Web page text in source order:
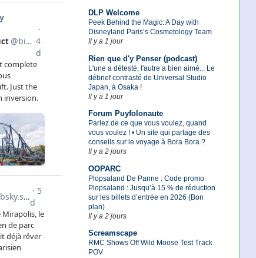
DLP Welcome
Peek Behind the Magic: A Day with
Disneyland Paris’s Cosmetology Team
Il y a 1 jour
Rien que d'y Penser (podcast)
L'une a détesté, l'autre a bien aimé... Le
débrief contrasté de Universal Studio
Japan, à Osaka !
Il y a 1 jour
Forum Puyfolonaute
Parlez de ce que vous voulez, quand
vous voulez ! • Un site qui partage des
conseils sur le voyage à Bora Bora ?
Il y a 2 jours
OOPARC
Plopsaland De Panne : Code promo
Plopsaland : Jusqu’à 15 % de réduction
sur les billets d’entrée en 2026 (Bon
plan)
Il y a 2 jours
Screamscape
RMC Shows Off Wild Moose Test Track
POV